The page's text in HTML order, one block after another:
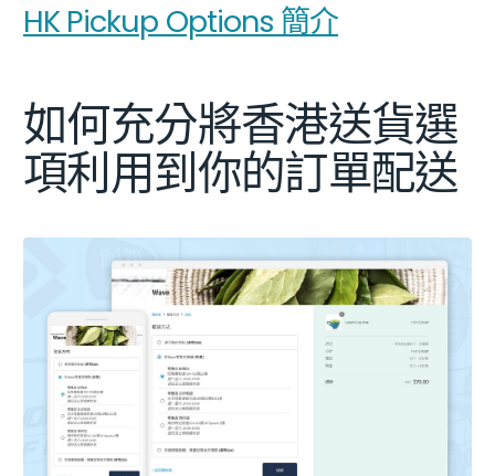
HK Pickup Options 簡介
如何充分將香港送貨選
項利用到你的訂單配送